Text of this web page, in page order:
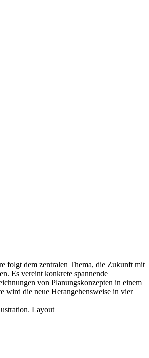
folgt dem zentralen Thema, die Zukunft mit
Es vereint konkrete spannende
von Planungskonzepten in einem
wird die neue Herangehensweise in vier
, Layout